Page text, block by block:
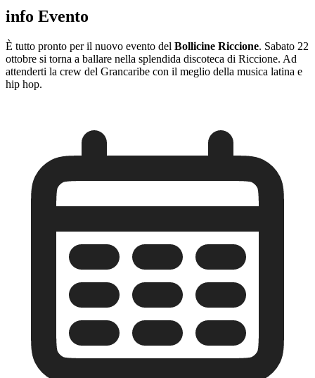
info Evento
È tutto pronto per il nuovo evento del Bollicine Riccione. Sabato 22
ottobre si torna a ballare nella splendida discoteca di Riccione. Ad
attenderti la crew del Grancaribe con il meglio della musica latina e
hip hop.